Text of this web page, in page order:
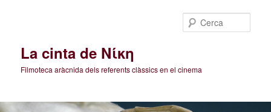
La cinta de Νίκη
Filmoteca aràcnida dels referents clàssics en el cinema